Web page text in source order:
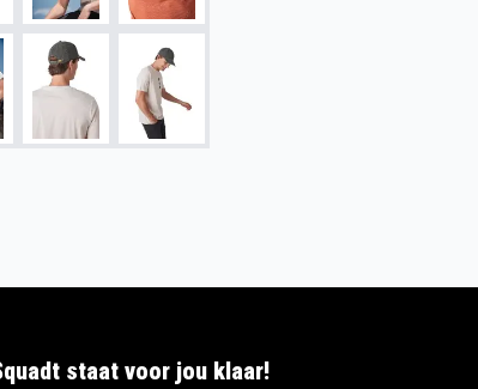
staat voor jou klaar!